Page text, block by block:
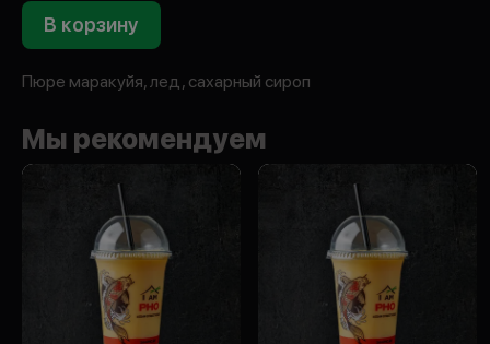
В корзину
Пюре маракуйя, лед, сахарный сироп
Мы рекомендуем